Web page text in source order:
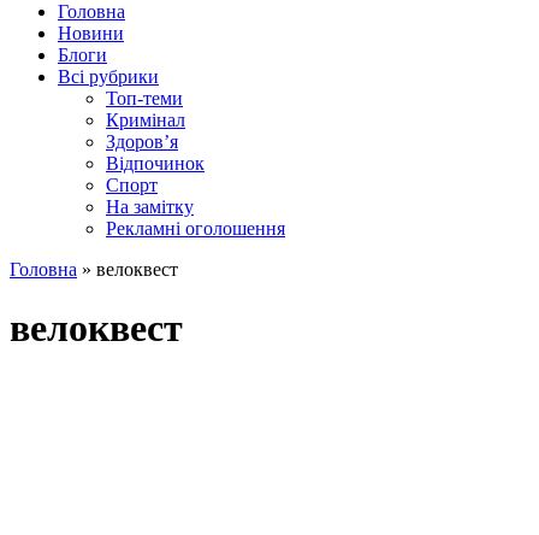
Головна
Новини
Блоги
Всі рубрики
Топ-теми
Кримінал
Здоров’я
Відпочинок
Спорт
На замітку
Рекламні оголошення
Головна » велоквест
велоквест